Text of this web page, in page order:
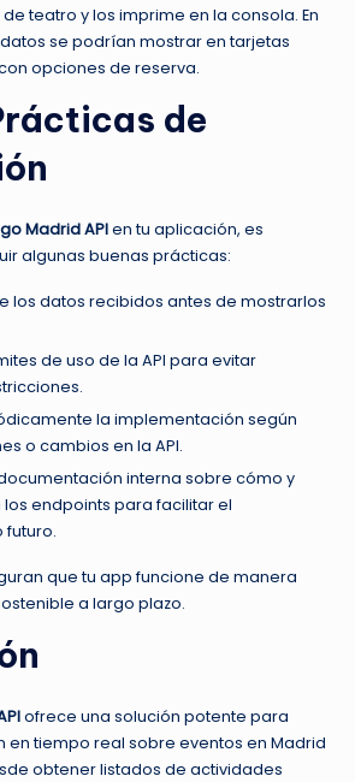
teatro y los imprime en la consola. En
se podrían mostrar en tarjetas
opciones de reserva.
de
Madrid APIen tu aplicación, es
algunas buenas prácticas:
los datos recibidos antes de mostrarlos
de uso de la API para evitar
la implementación según
o cambios en la API.
interna sobre cómo y
endpoints para facilitar el
futuro.
que tu app funcione de manera
a largo plazo.
ofrece una solución potente para
en tiempo real sobre eventos en Madrid
obtener listados de actividades